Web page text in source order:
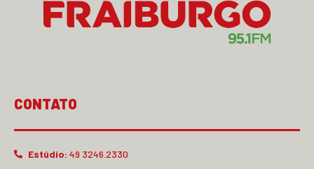
CONTATO
Estúdio: 49 3246.2330